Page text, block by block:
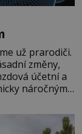
už prarodiči.
změny,
účetní a
náročným
Dalo by se